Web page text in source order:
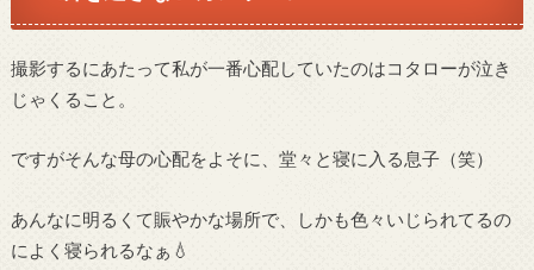
撮影するにあたって私が一番心配していたのはコタローが泣き
じゃくること。
ですがそんな母の心配をよそに、堂々と寝に入る息子（笑）
あんなに明るくて賑やかな場所で、しかも色々いじられてるの
によく寝られるなぁ💧